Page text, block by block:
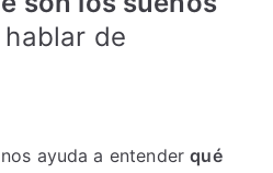
de
nos ayuda a entenderqué